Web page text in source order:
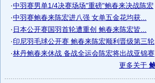
·中羽赛男单1/4决赛场场"重磅"鲍春来决战陈宏
·中羽赛鲍春来陈宏进八强 女单五金花均获...
· 日本公开赛国羽首轮遭重创 鲍春来陈宏皆...
·印尼羽毛球公开赛 鲍春来陈宏顺利晋级第三轮
·林丹鲍春来休战 备战全运会陈宏将出战亚锦赛
更多关于